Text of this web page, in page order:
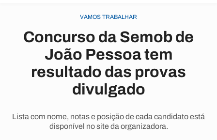
VAMOS TRABALHAR
Concurso da Semob de
João Pessoa tem
resultado das provas
divulgado
Lista com nome, notas e posição de cada candidato está
disponível no site da organizadora.